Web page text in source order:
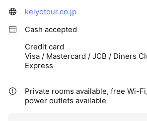
keiyotour.co.jp
Cash accepted
Credit card
Visa / Mastercard / JCB / Diners
Express
Private rooms available, free Wi-
power outlets available